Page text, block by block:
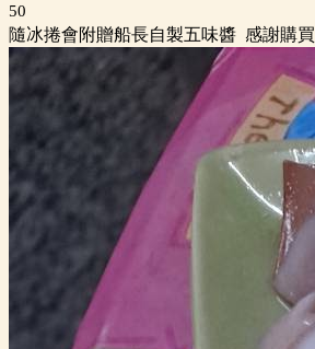
50
隨冰捲會附贈船長自製五味醬 感謝購買